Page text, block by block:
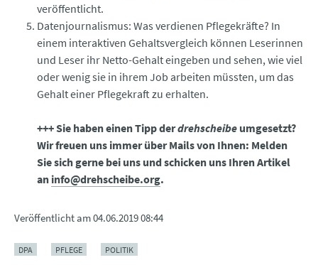
veröffentlicht.
Datenjournalismus: Was verdienen Pflegekräfte? In
einem interaktiven Gehaltsvergleich können Leserinnen
und Leser ihr Netto-Gehalt eingeben und sehen, wie viel
oder wenig sie in ihrem Job arbeiten müssten, um das
Gehalt einer Pflegekraft zu erhalten.
+++ Sie haben einen Tipp derdrehscheibe umgesetzt?
Wir freuen uns immer über Mails von Ihnen: Melden
Sie sich gerne bei uns und schicken uns Ihren Artikel
an info@drehscheibe.org.
Veröffentlicht am04.06.2019 08:44
DPA PFLEGE POLITIK